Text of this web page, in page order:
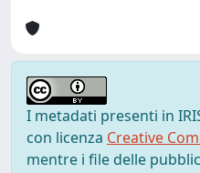
I metadati presenti in
con licenza Creative
mentre i file delle